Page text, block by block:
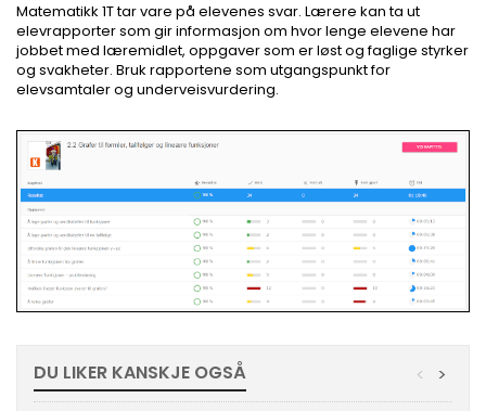
Matematikk 1T tar vare på elevenes svar. Lærere kan ta ut
elevrapporter som gir informasjon om hvor lenge elevene har
jobbet med læremidlet, oppgaver som er løst og faglige styrker
og svakheter. Bruk rapportene som utgangspunkt for
elevsamtaler og underveisvurdering.
DU LIKER KANSKJE OGSÅ >
<